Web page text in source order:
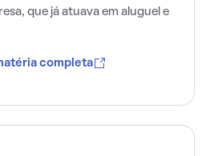
que já atuava em aluguel e
completa